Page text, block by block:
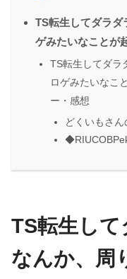
TS転生してダラダ
ゲみたいなことが
TS転生してダラ
ロゲみたいなこ
ー・感想
どくいもさ
TS転生し
なんか、周